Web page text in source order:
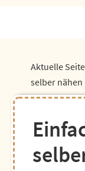
Aktuelle
selber nähen